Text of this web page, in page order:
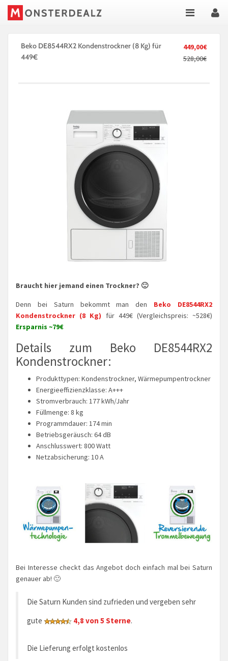
449,00€
528,00€
Beko DE8544RX2 Kondenstrockner (8 Kg) für
449€
Braucht hier jemand einen Trockner? 🙂
Denn bei Saturn bekommt man den Beko DE8544RX2
Kondenstrockner (8 Kg) für 449€ (Vergleichspreis: ~528€)
Ersparnis ~79€
Details zum Beko DE8544RX2
Kondenstrockner:
Produkttypen: Kondenstrockner, Wärmepumpentrockner
Energieeffizienzklasse: A+++
Stromverbrauch: 177 kWh/Jahr
Füllmenge: 8 kg
Programmdauer: 174 min
Betriebsgeräusch: 64 dB
Anschlusswert: 800 Watt
Netzabsicherung: 10 A
Bei Interesse checkt das Angebot doch einfach mal bei Saturn
genauer ab! 🙂
Die Saturn Kunden sind zufrieden und vergeben sehr
gute
4,8 von 5 Sterne.
Die Lieferung erfolgt kostenlos